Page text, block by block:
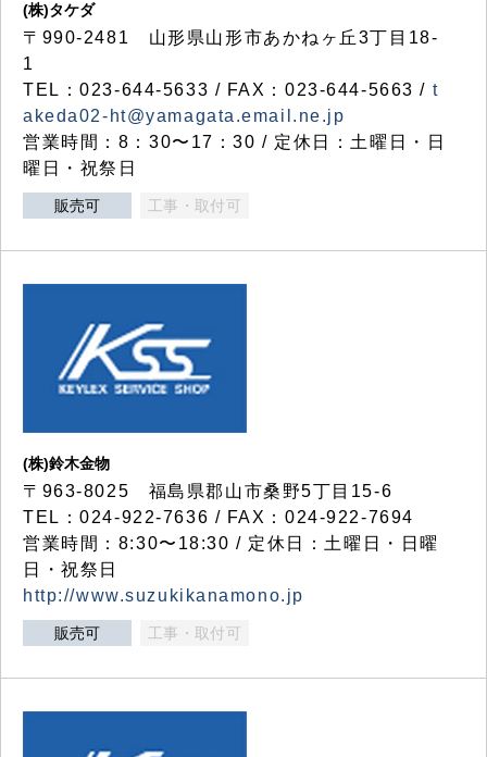
(株)タケダ
〒990-2481 山形県山形市あかねヶ丘3丁目18-
1
TEL：023-644-5633 / FAX：023-644-5663 / t
akeda02-ht@yamagata.email.ne.jp
営業時間：8：30〜17：30 / 定休日：土曜日・日
曜日・祝祭日
販売可 工事・取付可
(株)鈴木金物
〒963-8025 福島県郡山市桑野5丁目15-6
TEL：024-922-7636 / FAX：024-922-7694
営業時間：8:30〜18:30 / 定休日：土曜日・日曜
日・祝祭日
http://www.suzukikanamono.jp
販売可 工事・取付可